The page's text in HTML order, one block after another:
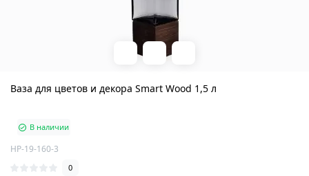
Ваза для цветов и декора Smart Wood 1,5 л
В наличии
HP-19-160-3
0